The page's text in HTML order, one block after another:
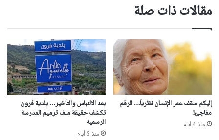
مقالات ذات صلة
إليكم سقف عمر الإنسان نظرياً… الرقم
مفاجئ!
منذ 4 أيام
بعد الالتباس والتأخير… بلدية فرون
تكشف حقيقة ملف ترميم المدرسة
الرسمية
منذ 5 أيام